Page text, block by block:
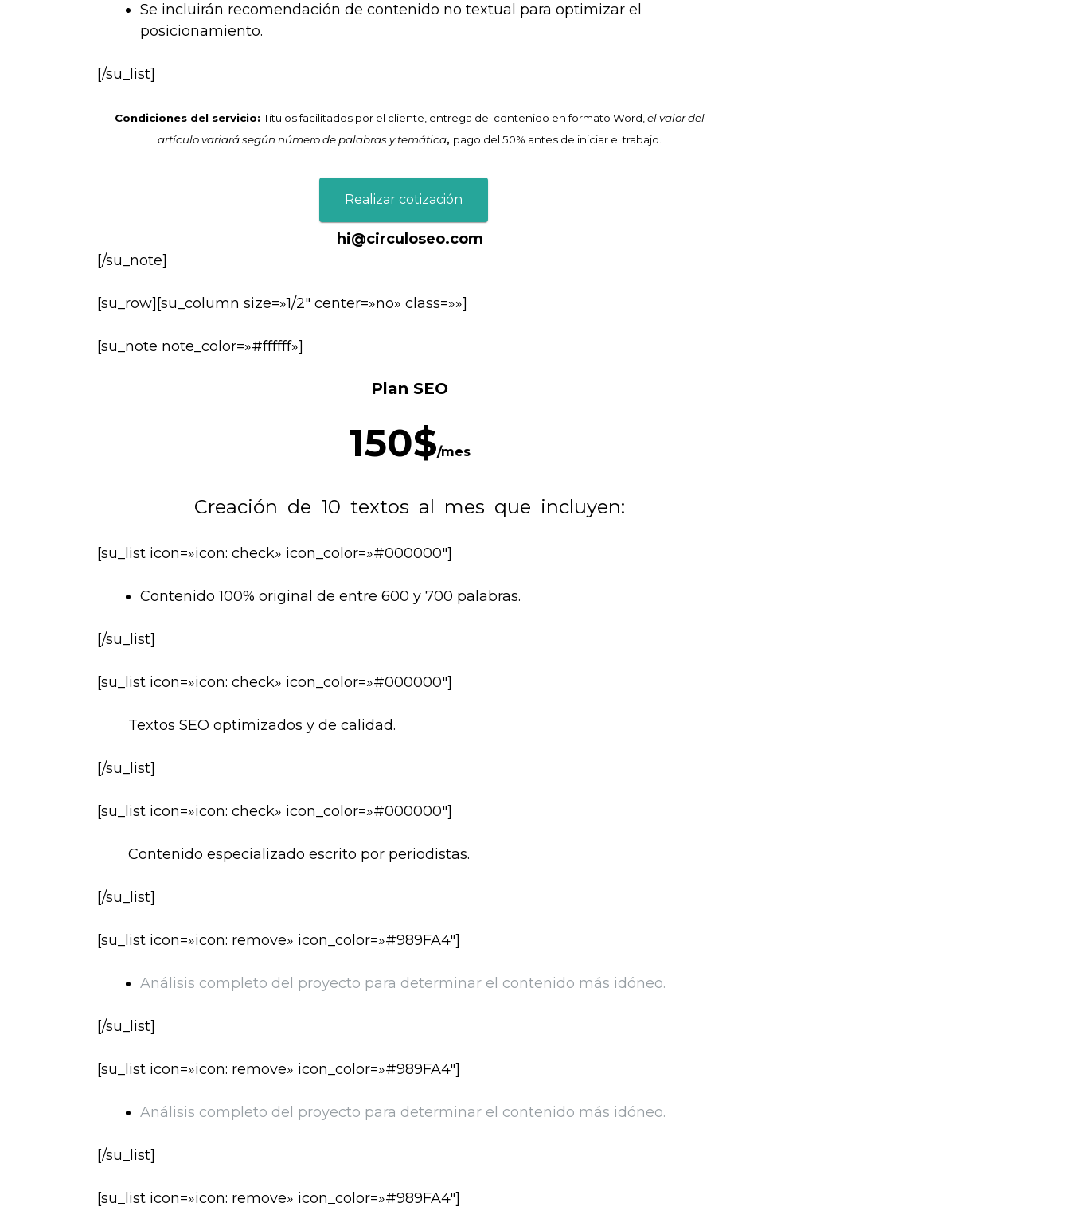
Se incluirán recomendación de contenido no textual para optimizar el
posicionamiento.
[/su_list]
Condiciones del servicio:Títulos facilitados por el cliente, entrega del contenido en formato Word, el valor del
artículo variará según número de palabras y temática, pago del 50% antes de iniciar el trabajo.
Realizar cotización
hi@circuloseo.com
[/su_note]
[su_row][su_column size=»1/2″ center=»no» class=»»]
[su_note note_color=»#ffffff»]
Plan SEO​
150$/mes
Creación de 10 textos al mes que incluyen:
[su_list icon=»icon: check» icon_color=»#000000″]
Contenido 100% original de entre 600 y 700 palabras.
[/su_list]
[su_list icon=»icon: check» icon_color=»#000000″]
Textos SEO optimizados y de calidad.
[/su_list]
[su_list icon=»icon: check» icon_color=»#000000″]
Contenido especializado escrito por periodistas.
[/su_list]
[su_list icon=»icon: remove» icon_color=»#989FA4″]
Análisis completo del proyecto para determinar el contenido más idóneo.
[/su_list]
[su_list icon=»icon: remove» icon_color=»#989FA4″]
Análisis completo del proyecto para determinar el contenido más idóneo.
[/su_list]
[su_list icon=»icon: remove» icon_color=»#989FA4″]